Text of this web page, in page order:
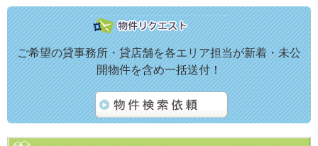
ご希望の貸事務所・貸店舗を各エリア担当が新着・未公
開物件を含め一括送付！